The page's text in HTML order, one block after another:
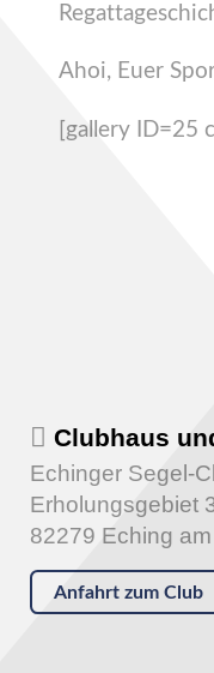
Ahoi, Euer
[gallery ID=25
Clubhaus
Echinger Segel-
Erholungsgebiet
82279 Eching
Anfahrt zum Club